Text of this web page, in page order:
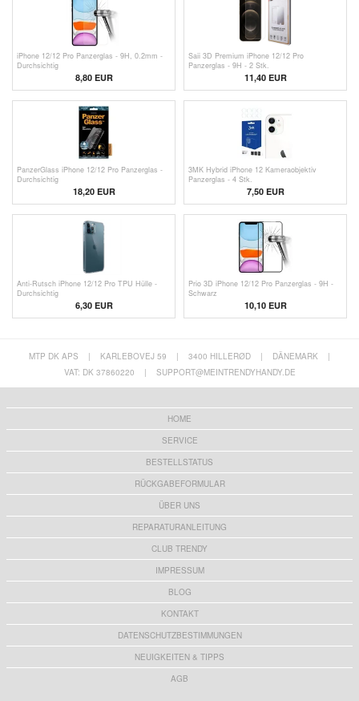
iPhone 12/12 Pro Panzerglas - 9H, 0.2mm -
Durchsichtig
8,80 EUR
Saii 3D Premium iPhone 12/12 Pro
Panzerglas - 9H - 2 Stk.
11,40 EUR
PanzerGlass iPhone 12/12 Pro Panzerglas -
Durchsichtig
18,20 EUR
3MK Hybrid iPhone 12 Kameraobjektiv
Panzerglas - 4 Stk.
7,50 EUR
Anti-Rutsch iPhone 12/12 Pro TPU Hülle -
Durchsichtig
6,30 EUR
Prio 3D iPhone 12/12 Pro Panzerglas - 9H -
Schwarz
10,10 EUR
MTP DK APS | KARLEBOVEJ 59 | 3400 HILLERØD | DÄNEMARK
|
VAT: DK 37860220
| SUPPORT@MEINTRENDYHANDY.DE
HOME
SERVICE
BESTELLSTATUS
RÜCKGABEFORMULAR
ÜBER UNS
REPARATURANLEITUNG
CLUB TRENDY
IMPRESSUM
BLOG
KONTAKT
DATENSCHUTZBESTIMMUNGEN
NEUIGKEITEN & TIPPS
AGB